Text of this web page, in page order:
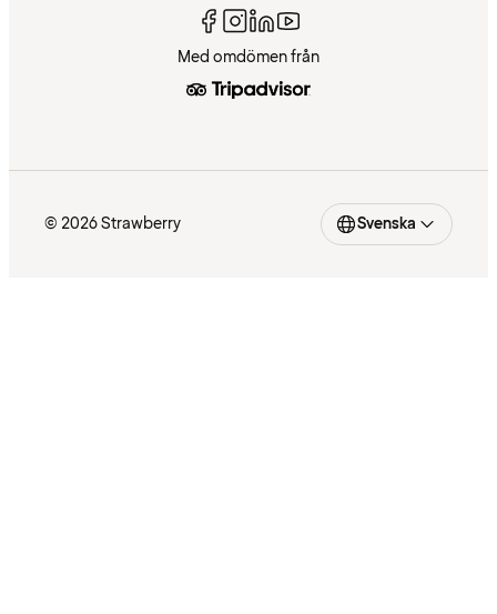
Med omdömen från
© 2026 Strawberry Svenska